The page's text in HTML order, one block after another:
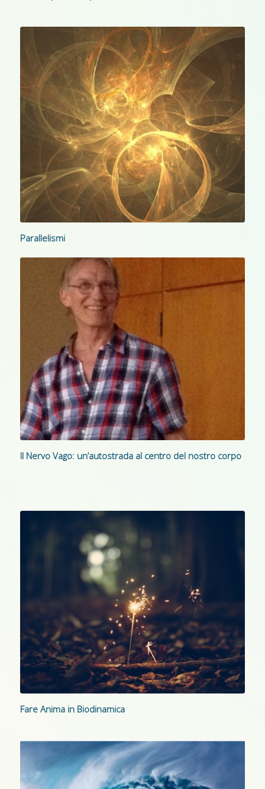
Parallelismi
Il Nervo Vago: un’autostrada al centro del nostro corpo
Fare Anima in Biodinamica